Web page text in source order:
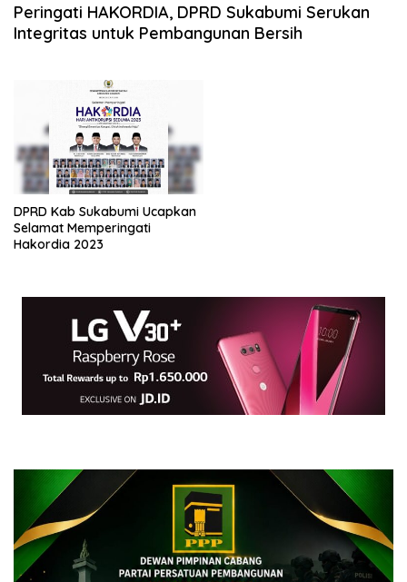
Peringati HAKORDIA, DPRD Sukabumi Serukan
Integritas untuk Pembangunan Bersih
DPRD Kab Sukabumi Ucapkan
Selamat Memperingati
Hakordia 2023